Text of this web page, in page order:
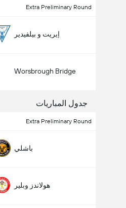
Extra Preliminary Round
إيريت و بيلفيدير
Worsbrough Bridge
جدول المباريات
Extra Preliminary Round
باشلي
هولاندز وبلير